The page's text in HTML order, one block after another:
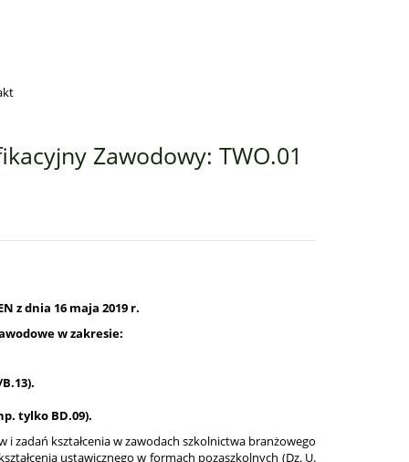
Zawodowy: TWO.01
z dnia 16 maja 2019 r.
w zakresie:
.
tylko BD.09).
zadań kształcenia w zawodach szkolnictwa branżowego
ustawicznego w formach pozaszkolnych (Dz. U.